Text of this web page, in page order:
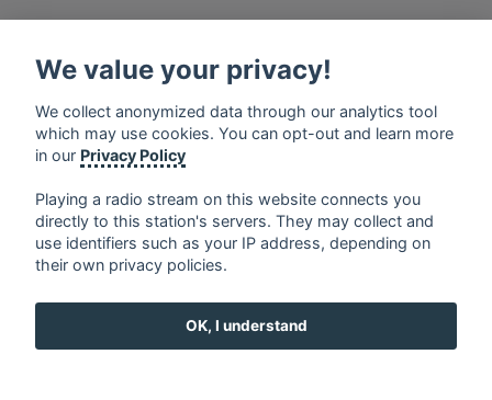
Google Play and the Google Play logo are trademarks of Google Inc.
We value your privacy!
We collect anonymized data through our analytics tool
which may use cookies. You can opt-out and learn more
in our Privacy Policy
Playing a radio stream on this website connects you
directly to this station's servers. They may collect and
use identifiers such as your IP address, depending on
their own privacy policies.
OK, I understand